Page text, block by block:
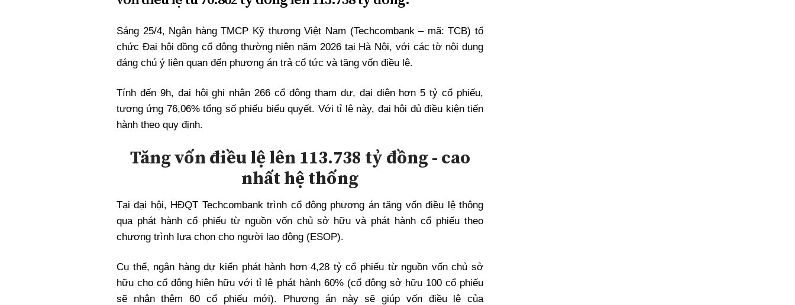
Xi nhan Trái Phải
Sáng 25/4, Ngân hàng TMCP Kỹ thương Việt Nam (Techcombank – mã: TCB) tổ
chức Đại hội đồng cổ đông thường niên năm 2026 tại Hà Nội, với các tờ nội dung
đáng chú ý liên quan đến phương án trả cổ tức và tăng vốn điều lệ.
Tính đến 9h, đại hội ghi nhận 266 cổ đông tham dự, đại diện hơn 5 tỷ cổ phiếu,
tương ứng 76,06% tổng số phiếu biểu quyết. Với tỉ lệ này, đại hội đủ điều kiện tiến
hành theo quy định.
Tăng vốn điều lệ lên 113.738 tỷ đồng - cao
nhất hệ thống
Tại đại hội, HĐQT Techcombank trình cổ đông phương án tăng vốn điều lệ thông
qua phát hành cổ phiếu từ nguồn vốn chủ sở hữu và phát hành cổ phiếu theo
chương trình lựa chọn cho người lao động (ESOP).
Cụ thể, ngân hàng dự kiến phát hành hơn 4,28 tỷ cổ phiếu từ nguồn vốn chủ sở
hữu cho cổ đông hiện hữu vớitỉ lệ phát hành 60% (cổ đông sở hữu 100 cổ phiếu
sẽ nhận thêm 60 cổ phiếu mới). Phương án này sẽ giúp vốn điều lệ của